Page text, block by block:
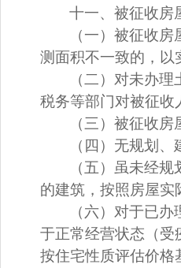
十一、被征收房
（一）被征收
测面积不一致的，以
（二）对未办理
税务等部门对被征收
（三）被征收
（四）无规划
（五）虽未经
的建筑，按照房屋
（六）对于已
于正常经营状态 （
按住宅性质评估价格